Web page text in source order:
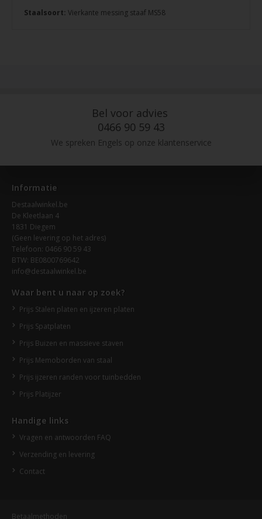
Staalsoort: Vierkante messing staaf MS58
Bel voor advies
0466 90 59 43
We spreken Engels op onze klantenservice
Informatie
Destaalwinkel.be
De Kleetlaan 4
1831 Diegem
(Geen levering op het adres)
Telefoon: 0466 90 59 43
BTW: BE0800769642
info@destaalwinkel.be
Waar bent u naar op zoek?
Prijs Stalen platen en ijzeren platen
Prijs Spatplaten
Prijs Buizen en massieve staven
Prijs Memoborden van staal
Prijs ijzeren randen voor tuinbedden
Prijs Platijzer
Handige links
Vragen en antwoorden FAQ
Verzending en levering
Contact
Betaalmethoden